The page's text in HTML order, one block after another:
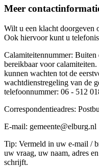
Meer
Wilt u een klacht doorgeven
Ook hiervoor kunt u
Calamiteitennummer: Buiten
bereikbaar voor
kunnen wachten tot de
wachtdienstregeling van de
telefoonnummer: 06 - 512
Correspondentieadres:
E-mail: gemeente@elburg.nl
Tip: Vermeld in uw e-mail /
uw vraag, uw naam, adres
schrijft.